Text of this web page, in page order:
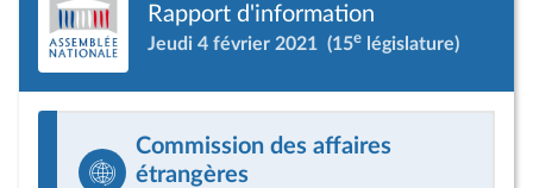
Rapport d'information
Jeudi 4 février 2021 (15e législature)
Commission des affaires
étrangères